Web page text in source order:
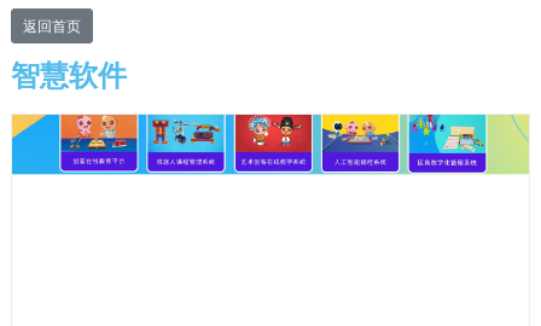
返回首页
智慧软件